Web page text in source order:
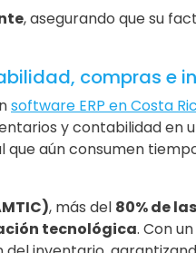
, asegurando que su
compras e
software ERP en Costa
y contabilidad en
aún consumen
, más del 80% de
tecnológica. Con